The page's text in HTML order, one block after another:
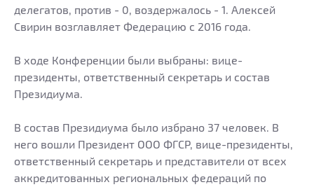
делегатов, против - 0, воздержалось - 1. Алексей
Свирин возглавляет Федерацию с 2016 года.
В ходе Конференции были выбраны: вице-
президенты, ответственный секретарь и состав
Президиума.
В состав Президиума было избрано 37 человек. В
него вошли Президент ООО ФГСР, вице-президенты,
ответственный секретарь и представители от всех
аккредитованных региональных федераций по